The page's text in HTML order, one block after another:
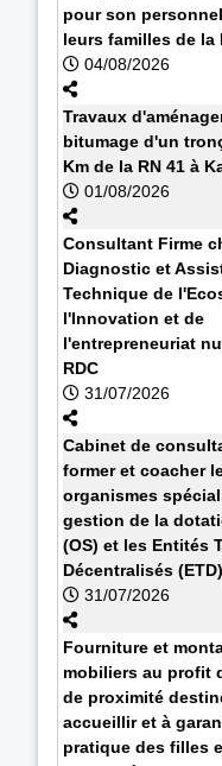
pour son
leurs familles de la
04/08/2026
Travaux
bitumage d'un
Km de la RN 41 à
01/08/2026
Consultant Firme
Diagnostic et
Technique de
l'Innovation et de
l'entrepreneuriat
RDC
31/07/2026
Cabinet de
former et coacher
organismes
gestion de la
(OS) et les Entités
Décentralisés (ETD)
31/07/2026
Fourniture et
mobiliers au profit
de proximité
accueillir et à
pratique des filles